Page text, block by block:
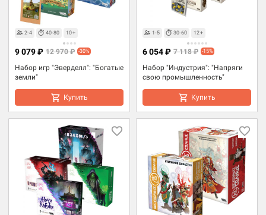
2-4 40-80 10+
Набор игр "Эверделл": "Богатые
земли"
9 079 ₽ 12 970 ₽ -30%
Купить
1-5 30-60 12+
Набор "Индустрия": "Напряги
свою промышленность"
6 054 ₽ 7 118 ₽ -15%
Купить